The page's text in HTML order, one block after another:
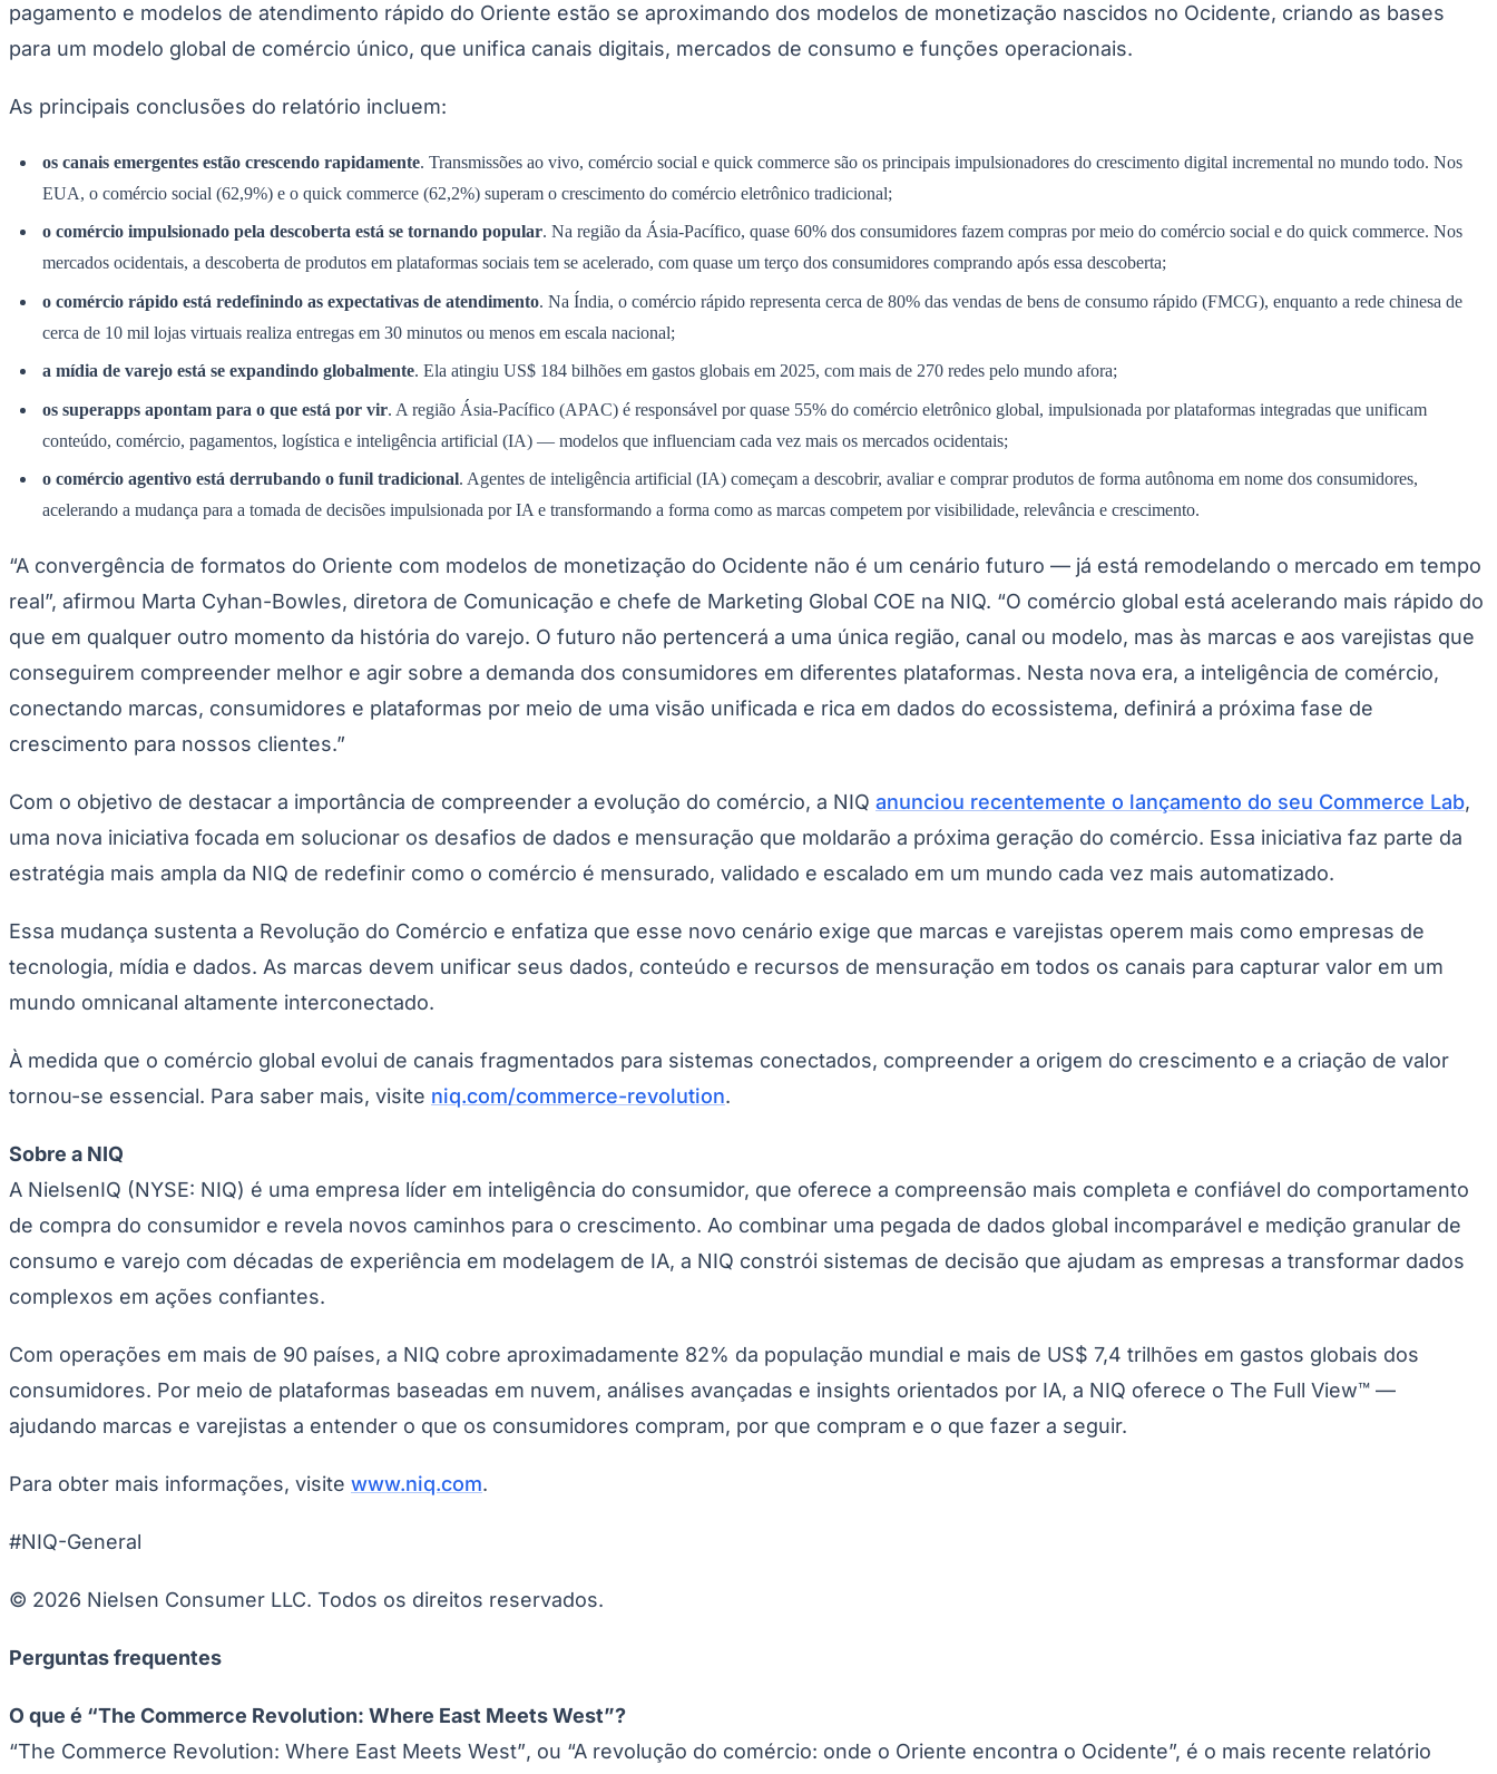
Anuncie Regional
Guia de Empresas
Vagas na RegiãoNovo
Hub de Negócios
Guia Comercial
Portal Educacional
Agenda de Vestibulares
Vagas de Emprego
Concursos
Panorama Econômico
Panorama Econômico
Para Sua Empresa
Anuncie no Portal
Anunciar VagasNovo
Publicidade Legal
NBA
NFL
Fórmula 1
MLB
NHL
Atletismo
Vôlei
NBB
Competições de Futebol
Brasileirão Série B
Libertadores
Sul-Americana
Copa América
Champions League
Premier League
Bundesliga
Mundial 2026
pagamento e modelos de atendimento rápido do Oriente estão se aproximando dos modelos de monetização nascidos no Ocidente, criando as bases
para um modelo global de comércio único, que unifica canais digitais, mercados de consumo e funções operacionais.
As principais conclusões do relatório incluem:
os canais emergentes estão crescendo rapidamente. Transmissões ao vivo, comércio social e quick commerce são os principais impulsionadores do crescimento digital incremental no mundo todo. Nos
EUA, o comércio social (62,9%) e o quick commerce (62,2%) superam o crescimento do comércio eletrônico tradicional;
o comércio impulsionado pela descoberta está se tornando popular. Na região da Ásia-Pacífico, quase 60% dos consumidores fazem compras por meio do comércio social e do quick commerce. Nos
mercados ocidentais, a descoberta de produtos em plataformas sociais tem se acelerado, com quase um terço dos consumidores comprando após essa descoberta;
o comércio rápido está redefinindo as expectativas de atendimento. Na Índia, o comércio rápido representa cerca de 80% das vendas de bens de consumo rápido (FMCG), enquanto a rede chinesa de
cerca de 10 mil lojas virtuais realiza entregas em 30 minutos ou menos em escala nacional;
a mídia de varejo está se expandindo globalmente. Ela atingiu US$ 184 bilhões em gastos globais em 2025, com mais de 270 redes pelo mundo afora;
os superapps apontam para o que está por vir. A região Ásia-Pacífico (APAC) é responsável por quase 55% do comércio eletrônico global, impulsionada por plataformas integradas que unificam
conteúdo, comércio, pagamentos, logística e inteligência artificial (IA) — modelos que influenciam cada vez mais os mercados ocidentais;
o comércio agentivo está derrubando o funil tradicional. Agentes de inteligência artificial (IA) começam a descobrir, avaliar e comprar produtos de forma autônoma em nome dos consumidores,
acelerando a mudança para a tomada de decisões impulsionada por IA e transformando a forma como as marcas competem por visibilidade, relevância e crescimento.
“A convergência de formatos do Oriente com modelos de monetização do Ocidente não é um cenário futuro — já está remodelando o mercado em tempo
real”, afirmou Marta Cyhan-Bowles, diretora de Comunicação e chefe de Marketing Global COE na NIQ. “O comércio global está acelerando mais rápido do
que em qualquer outro momento da história do varejo. O futuro não pertencerá a uma única região, canal ou modelo, mas às marcas e aos varejistas que
conseguirem compreender melhor e agir sobre a demanda dos consumidores em diferentes plataformas. Nesta nova era, a inteligência de comércio,
conectando marcas, consumidores e plataformas por meio de uma visão unificada e rica em dados do ecossistema, definirá a próxima fase de
crescimento para nossos clientes.”
Com o objetivo de destacar a importância de compreender a evolução do comércio, a NIQ anunciou recentemente o lançamento do seu Commerce Lab,
uma nova iniciativa focada em solucionar os desafios de dados e mensuração que moldarão a próxima geração do comércio. Essa iniciativa faz parte da
estratégia mais ampla da NIQ de redefinir como o comércio é mensurado, validado e escalado em um mundo cada vez mais automatizado.
Essa mudança sustenta a Revolução do Comércio e enfatiza que esse novo cenário exige que marcas e varejistas operem mais como empresas de
tecnologia, mídia e dados. As marcas devem unificar seus dados, conteúdo e recursos de mensuração em todos os canais para capturar valor em um
mundo omnicanal altamente interconectado.
À medida que o comércio global evolui de canais fragmentados para sistemas conectados, compreender a origem do crescimento e a criação de valor
tornou-se essencial. Para saber mais, visite niq.com/commerce-revolution.
Sobre a NIQ
A NielsenIQ (NYSE: NIQ) é uma empresa líder em inteligência do consumidor, que oferece a compreensão mais completa e confiável do comportamento
de compra do consumidor e revela novos caminhos para o crescimento. Ao combinar uma pegada de dados global incomparável e medição granular de
consumo e varejo com décadas de experiência em modelagem de IA, a NIQ constrói sistemas de decisão que ajudam as empresas a transformar dados
complexos em ações confiantes.
Com operações em mais de 90 países, a NIQ cobre aproximadamente 82% da população mundial e mais de US$ 7,4 trilhões em gastos globais dos
consumidores. Por meio de plataformas baseadas em nuvem, análises avançadas e insights orientados por IA, a NIQ oferece o The Full View™ —
ajudando marcas e varejistas a entender o que os consumidores compram, por que compram e o que fazer a seguir.
Para obter mais informações, visite www.niq.com.
#NIQ-General
© 2026 Nielsen Consumer LLC. Todos os direitos reservados.
Perguntas frequentes
O que é “The Commerce Revolution: Where East Meets West”?
“The Commerce Revolution: Where East Meets West”, ou “A revolução do comércio: onde o Oriente encontra o Ocidente”, é o mais recente relatório